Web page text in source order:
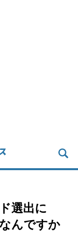
選出に
んですか